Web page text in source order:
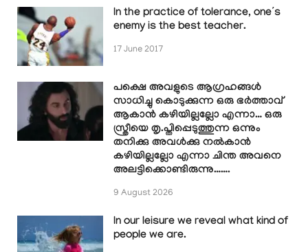
In the practice of tolerance, one’s
enemy is the best teacher.
17 June 2017
പക്ഷെ അവളുടെ ആഗ്രഹങ്ങൾ
സാധിച്ചു കൊടുക്കുന്ന ഒരു ഭർത്താവ്
ആകാൻ കഴിയില്ലല്ലോ എന്നാ… ഒരു
സ്ത്രീയെ തൃ.പ്തിപ്പെടുത്തുന്ന ഒന്നും
തനിക്കു അവൾക്കു നൽകാൻ
കഴിയില്ലല്ലോ എന്നാ ചിന്ത അവനെ
അലട്ടിക്കൊണ്ടിരുന്നു…….
9 August 2026
In our leisure we reveal what kind of
people we are.